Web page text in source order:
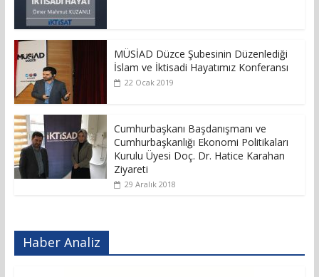
MÜSİAD Düzce Şubesinin Düzenlediği
İslam ve İktisadi Hayatımız Konferansı
22 Ocak 2019
Cumhurbaşkanı Başdanışmanı ve
Cumhurbaşkanlığı Ekonomi Politikaları
Kurulu Üyesi Doç. Dr. Hatice Karahan
Ziyareti
29 Aralık 2018
Haber Analiz